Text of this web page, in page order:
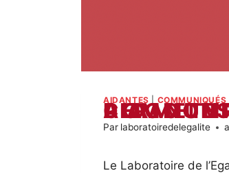
AIDANTES COMMUNIQUÉS
AIDANTES : UN GUIDE POUR PERMETTRE AUX
Par laboratoiredelegalite
Le Laboratoire de